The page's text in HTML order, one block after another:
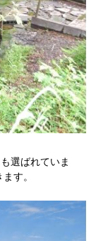
選ばれていま
す。